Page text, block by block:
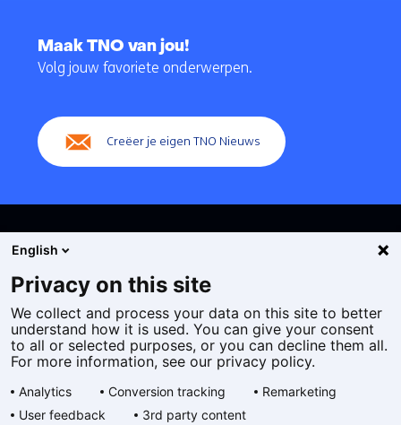
navigatie
Maak TNO van jou!
Volg jouw favoriete onderwerpen.
Creëer je eigen TNO Nieuws
Cookies
Privacy statement
Toegankelijkheid
Algemene voorwaarden
English
Privacy on this site
We collect and process your data on this site to better
understand how it is used. You can give your consent
to all or selected purposes, or you can decline them all.
For more information, see our privacy policy.
Analytics Conversion tracking
Remarketing
User feedback
3rd party content